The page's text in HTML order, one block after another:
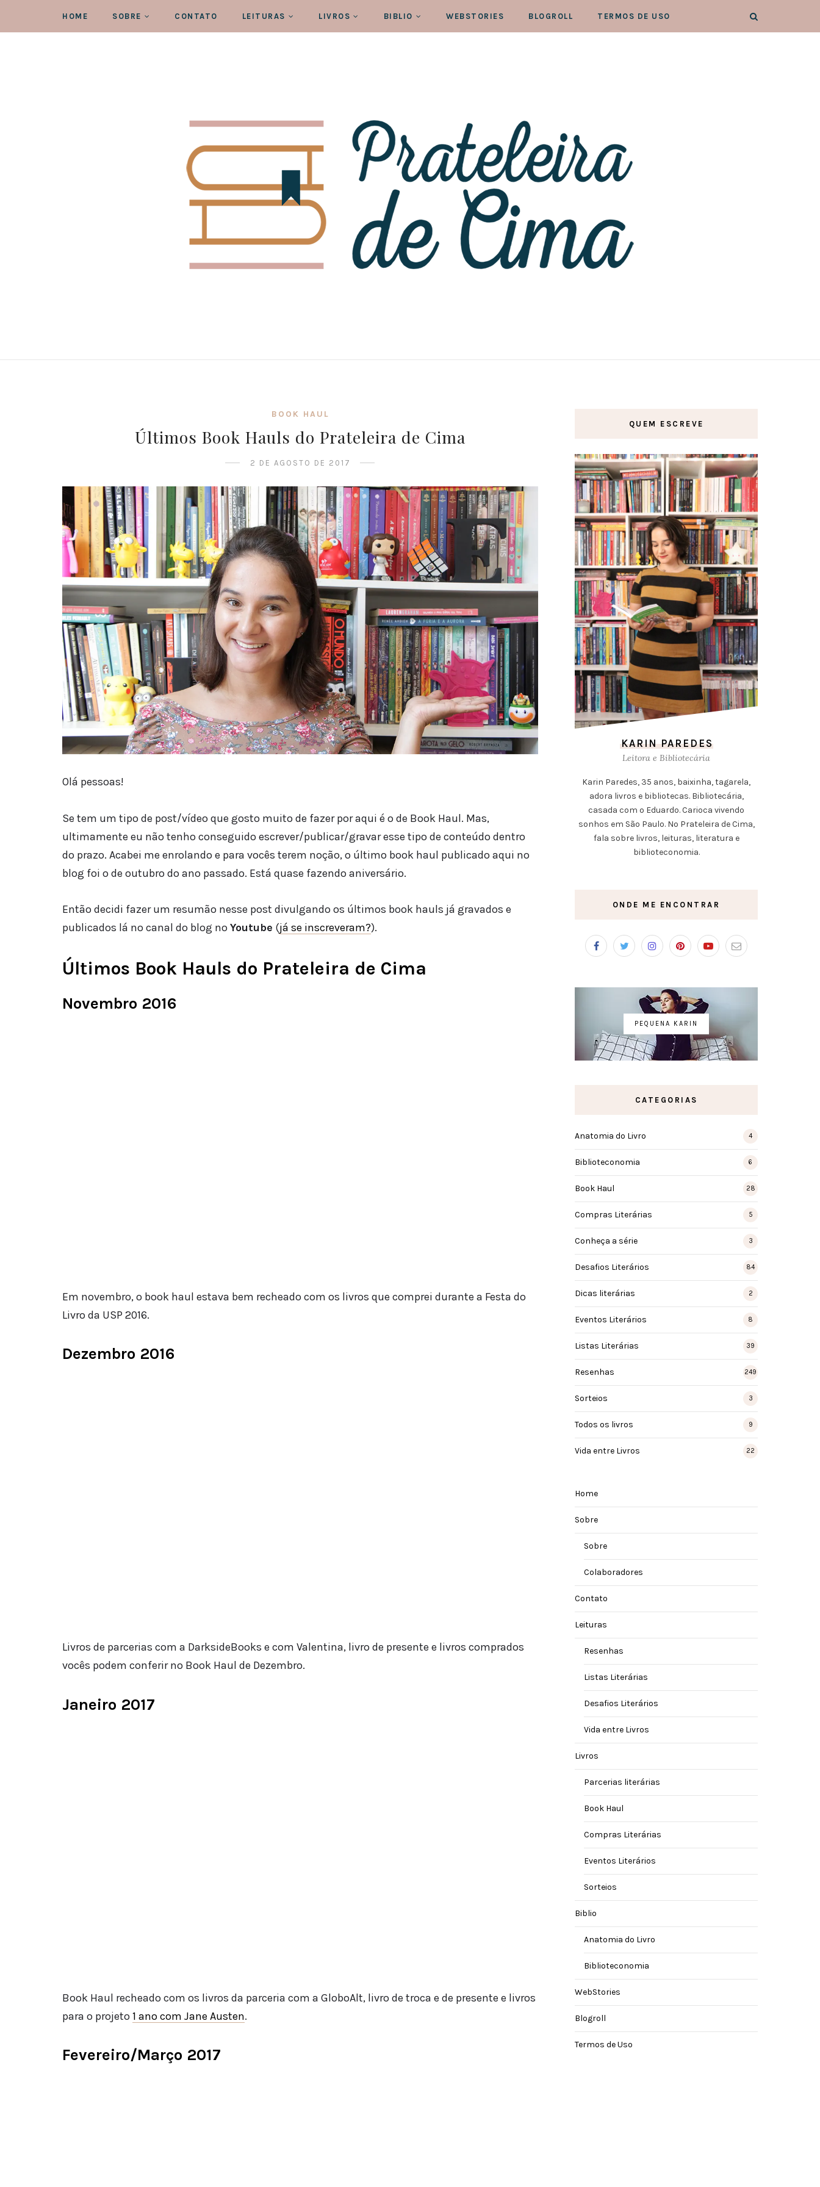
HOME SOBRE CONTATO LEITURAS LIVROS BIBLIO WEBSTORIES BLOGROLL TERMOS DE USO
BOOK HAUL
Últimos Book Hauls do Prateleira de Cima
2 DE AGOSTO DE 2017
Olá pessoas!
Se tem um tipo de post/vídeo que gosto muito de fazer por aqui é o de Book Haul. Mas,
ultimamente eu não tenho conseguido escrever/publicar/gravar esse tipo de conteúdo dentro
do prazo. Acabei me enrolando e para vocês terem noção, o último book haul publicado aqui no
blog foi o de outubro do ano passado. Está quase fazendo aniversário.
Então decidi fazer um resumão nesse post divulgando os últimos book hauls já gravados e
publicados lá no canal do blog no Youtube (já se inscreveram?).
Últimos Book Hauls do Prateleira de Cima
Novembro 2016
Em novembro, o book haul estava bem recheado com os livros que comprei durante a Festa do
Livro da USP 2016.
Dezembro 2016
Livros de parcerias com a DarksideBooks e com Valentina, livro de presente e livros comprados
vocês podem conferir no Book Haul de Dezembro.
Janeiro 2017
Book Haul recheado com os livros da parceria com a GloboAlt, livro de troca e de presente e livros
para o projeto 1 ano com Jane Austen.
Fevereiro/Março 2017
QUEM ESCREVE
KARIN PAREDES
Leitora e Bibliotecária
Karin Paredes, 35 anos, baixinha, tagarela,
adora livros e bibliotecas. Bibliotecária,
casada com o Eduardo. Carioca vivendo
sonhos em São Paulo. No Prateleira de Cima,
fala sobre livros, leituras, literatura e
biblioteconomia.
ONDE ME ENCONTRAR
PEQUENA KARIN
CATEGORIAS
Anatomia do Livro 4
Biblioteconomia 6
Book Haul 28
Compras Literárias 5
Conheça a série 3
Desafios Literários 84
Dicas literárias 2
Eventos Literários 8
Listas Literárias 39
Resenhas 249
Sorteios 3
Todos os livros 9
Vida entre Livros 22
Home
Sobre
Sobre
Colaboradores
Contato
Leituras
Resenhas
Listas Literárias
Desafios Literários
Vida entre Livros
Livros
Parcerias literárias
Book Haul
Compras Literárias
Eventos Literários
Sorteios
Biblio
Anatomia do Livro
Biblioteconomia
WebStories
Blogroll
Termos de Uso